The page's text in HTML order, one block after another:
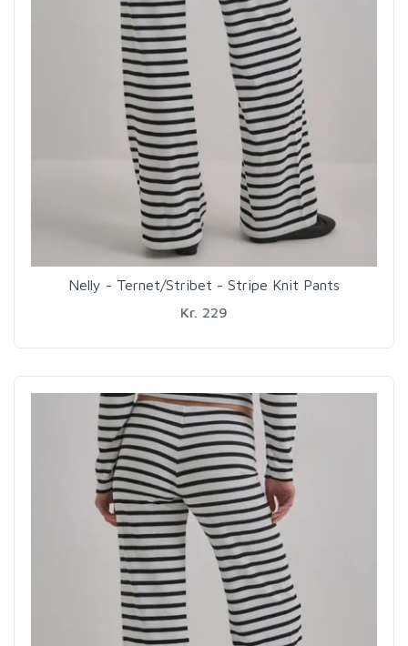
Nelly - Ternet/Stribet - Stripe Knit Pants
Kr. 229